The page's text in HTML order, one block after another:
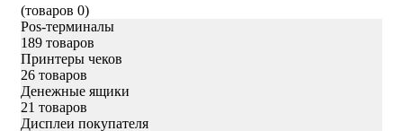
(товаров 0)
Pos-терминалы
189 товаров
Принтеры чеков
26 товаров
Денежные ящики
21 товаров
Дисплеи покупателя